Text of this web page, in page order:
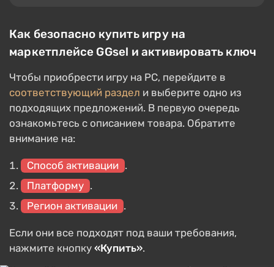
Как безопасно купить игру на
маркетплейсе GGsel и активировать ключ
Чтобы приобрести игру на PC, перейдите в
соответствующий раздел и выберите одно из
подходящих предложений. В первую очередь
ознакомьтесь с описанием товара. Обратите
внимание на:
Способ активации .
Платформу .
Регион активации .
Если они все подходят под ваши требования,
нажмите кнопку «Купить».